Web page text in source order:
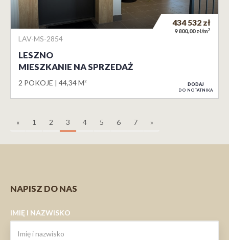
LAV-MS-2854
LESZNO
MIESZKANIE NA SPRZEDAŻ
2 POKOJE 44,34 M²
434 532 zł
9 800,00 zł/m2
DODAJ
DO NOTATNIKA
« 1 2 3 4 5 6 7 »
NAPISZ DO NAS
IMIĘ I NAZWISKO